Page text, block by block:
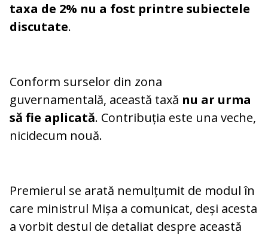
taxa de 2% nu a fost printre subiectele
discutate.
Conform surselor din zona
guvernamentală, această taxă nu ar urma
să fie aplicată. Contribuția este una veche,
nicidecum nouă.
Premierul se arată nemulțumit de modul în
care ministrul Mișa a comunicat, deși acesta
a vorbit destul de detaliat despre această